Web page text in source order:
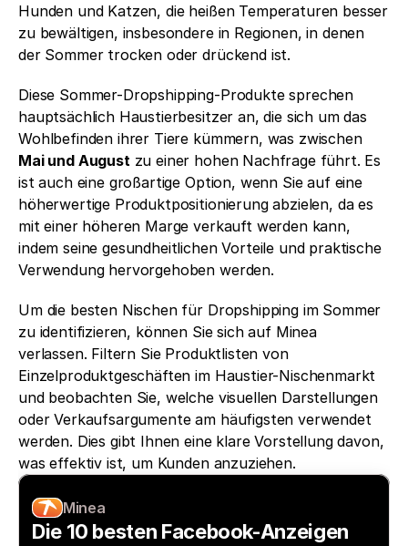
Hunden und Katzen, die heißen Temperaturen besser
zu bewältigen, insbesondere in Regionen, in denen
der Sommer trocken oder drückend ist.
Diese Sommer-Dropshipping-Produkte sprechen
hauptsächlich Haustierbesitzer an, die sich um das
Wohlbefinden ihrer Tiere kümmern, was zwischen
Mai und August zu einer hohen Nachfrage führt. Es
ist auch eine großartige Option, wenn Sie auf eine
höherwertige Produktpositionierung abzielen, da es
mit einer höheren Marge verkauft werden kann,
indem seine gesundheitlichen Vorteile und praktische
Verwendung hervorgehoben werden.
Um die besten Nischen für Dropshipping im Sommer
zu identifizieren, können Sie sich auf Minea
verlassen. Filtern Sie Produktlisten von
Einzelproduktgeschäften im Haustier-Nischenmarkt
und beobachten Sie, welche visuellen Darstellungen
oder Verkaufsargumente am häufigsten verwendet
werden. Dies gibt Ihnen eine klare Vorstellung davon,
was effektiv ist, um Kunden anzuziehen.
Minea
Die 10 besten Facebook-Anzeigen